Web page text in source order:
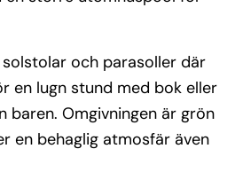
och parasoller där
en lugn stund med bok eller
baren. Omgivningen är grön
en behaglig atmosfär även